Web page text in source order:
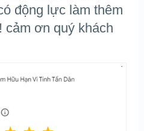
động lực làm thêm
cảm ơn quý khách